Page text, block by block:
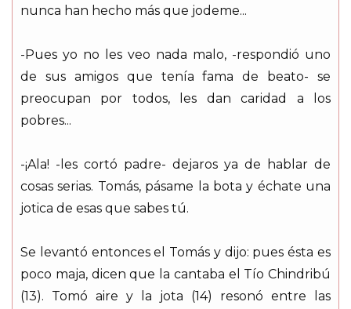
nunca han hecho más que jodeme...
-Pues yo no les veo nada malo, -respondió uno
de sus amigos que tenía fama de beato- se
preocupan por todos, les dan caridad a los
pobres...
-¡Ala! -les cortó padre- dejaros ya de hablar de
cosas serias. Tomás, pásame la bota y échate una
jotica de esas que sabes tú.
Se levantó entonces el Tomás y dijo: pues ésta es
poco maja, dicen que la cantaba el Tío Chindribú
(13). Tomó aire y la jota (14) resonó entre las